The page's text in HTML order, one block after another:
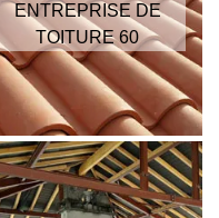
ENTREPRISE DE
TOITURE 60